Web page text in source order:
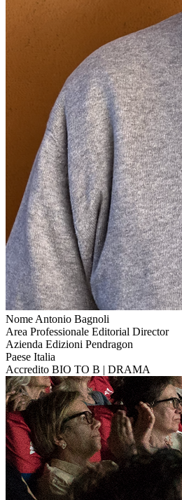
Nome Antonio Bagnoli
Area Professionale Editorial Director
Azienda Edizioni Pendragon
Paese Italia
Accredito BIO TO B | DRAMA